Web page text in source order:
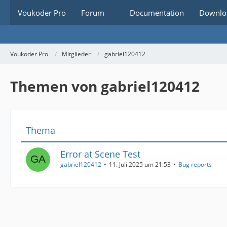
Voukoder Pro Forum Documentation
Voukoder Pro Mitglieder gabriel120412
Themen von gabriel120412
Thema
Error at Scene Test
gabriel120412 11. Juli 2025 um 21:53 Bug reports